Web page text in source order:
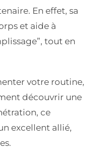
En effet, sa
et aide à
tout en
votre routine,
découvrir une
ce
excellent allié,